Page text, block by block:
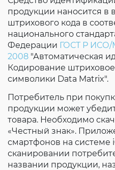
продукции наносится в
штрихового кода в
национального
Федерации ГОСТ Р ИСО/
2008 "Автоматическая
Кодирование
символики Data Matrix".
Потребитель при
продукции может
товара. Необходимо
«Честный знак».
смартфонов на системе
сканировании
названии продукции,